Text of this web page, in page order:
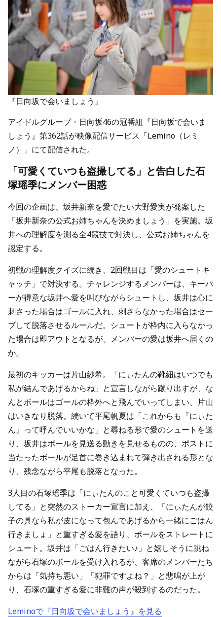
『日向坂で会いましょう』
アイドルグループ・日向坂46の冠番組『日向坂で会いま
しょう』第362話が映像配信サービス「Lemino（レミ
ノ）」にて配信された。
「可愛くていつも盗撮してる」と告白した石
塚瑶季にメンバー困惑
今回の企画は、坂井新奈を愛でたい大野愛実が発案した
「坂井新奈の公式お姉ちゃんを決めましょう」を実施。坂
井への理解度を測る全4競技で対決し、公式お姉ちゃんを
認定する。
初戦の理解度クイズに続き、2回戦目は「愛のシュートキ
ャッチ」で対決する。チャレンジするメンバーは、キーパ
ーが得意な坂井へ愛を叫びながらシュートし、坂井は心に
刺さった場合はゴールに入れ、刺さらなかった場合はセー
ブして脱落させるルールだ。シュートが枠内に入らなかっ
た場合は即アウトとなるが、メンバーの愛は坂井へ届くの
か。
最初のキッカーは片山紗希。「にぃたんの靴紐はいつでも
私が結んであげるからね」と宣言しながら蹴り出すが、な
んとボールはゴールの枠外へと飛んでいってしまい、片山
はいきなり脱落。続いて平尾帆夏は「これからも『にぃた
ん』って呼んでいいかな」と尋ねる形で愛のシュートを送
り、坂井はボールを見送る動きを見せるものの、ポストに
当たったボールが足首に巻き込まれて弾き出される形とな
り、残念ながら平尾も脱落となった。
3人目の石塚瑶季は「にぃたんのこと可愛くていつも盗撮
してる」と突然のストーカー宣言に加え、「にぃたんが餃
子の具なら私が皮になって包んであげるから一緒にごはん
行きましょ」と重すぎる愛を語り、ボールをストレートに
シュート。坂井は「ごはん行きたい♪」と嬉しそうに跳ね
ながら石塚のボールを受け入れるが、客席のメンバーたち
からは「気持ち悪い」「犯罪ですよね？」と悲鳴が上が
り、石塚の重すぎる愛に非難の声が殺到するのだった。
Leminoで『日向坂で会いましょう』を見る